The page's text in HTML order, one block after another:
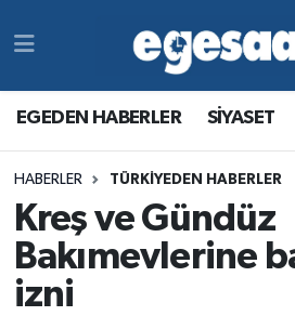
EGEDEN HABERLER SİYASET
HABERLER TÜRKİYEDEN HABERLER
Kreş ve Gündüz
Bakımevlerine
izni
MAGAZİN
RESMİ REKLAMLAR
YAŞAM
MAGAZİN
Tüm Manşetler
Son Dakika Haberleri